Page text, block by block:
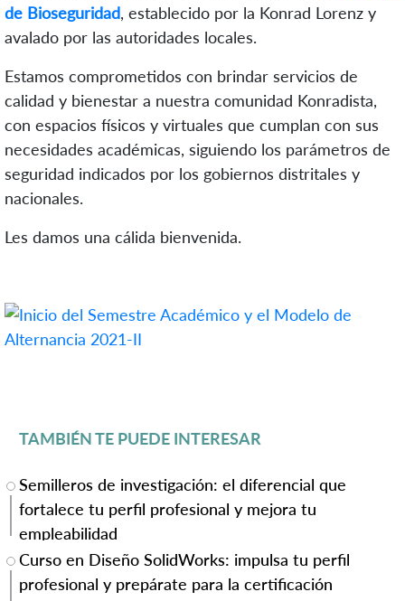
de Bioseguridad, establecido por la Konrad Lorenz y
avalado por las autoridades locales.
Estamos comprometidos con brindar servicios de
calidad y bienestar a nuestra comunidad Konradista,
con espacios físicos y virtuales que cumplan con sus
necesidades académicas, siguiendo los parámetros de
seguridad indicados por los gobiernos distritales y
nacionales.
Les damos una cálida bienvenida.
TAMBIÉN TE PUEDE INTERESAR
Semilleros de investigación: el diferencial que
fortalece tu perfil profesional y mejora tu
empleabilidad
Curso en Diseño SolidWorks: impulsa tu perfil
profesional y prepárate para la certificación